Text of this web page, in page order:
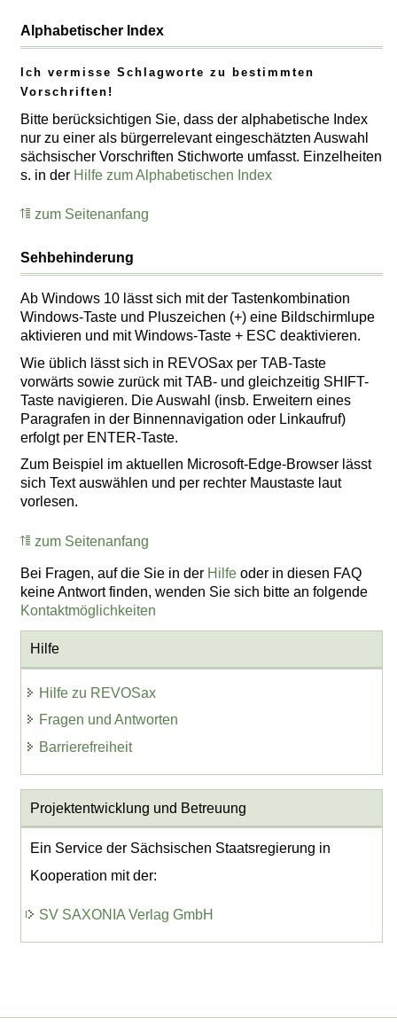
Alphabetischer Index
Ich vermisse Schlagworte zu bestimmten
Vorschriften!
Bitte berücksichtigen Sie, dass der alphabetische Index
nur zu einer als bürgerrelevant eingeschätzten Auswahl
sächsischer Vorschriften Stichworte umfasst. Einzelheiten
s. in der Hilfe zum Alphabetischen Index
zum Seitenanfang
Sehbehinderung
Ab Windows 10 lässt sich mit der Tastenkombination
Windows-Taste und Pluszeichen (+) eine Bildschirmlupe
aktivieren und mit Windows-Taste + ESC deaktivieren.
Wie üblich lässt sich in REVOSax per TAB-Taste
vorwärts sowie zurück mit TAB- und gleichzeitig SHIFT-
Taste navigieren. Die Auswahl (insb. Erweitern eines
Paragrafen in der Binnennavigation oder Linkaufruf)
erfolgt per ENTER-Taste.
Zum Beispiel im aktuellen Microsoft-Edge-Browser lässt
sich Text auswählen und per rechter Maustaste laut
vorlesen.
zum Seitenanfang
Bei Fragen, auf die Sie in der Hilfe oder in diesen FAQ
keine Antwort finden, wenden Sie sich bitte an folgende
Kontaktmöglichkeiten
Hilfe
Hilfe zu REVOSax
Fragen und Antworten
Barrierefreiheit
Projektentwicklung und Betreuung
Ein Service der Sächsischen Staatsregierung in
Kooperation mit der:
SV SAXONIA Verlag GmbH